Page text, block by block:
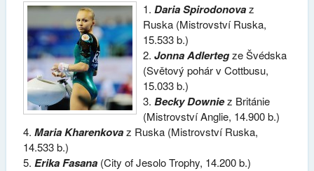
1.Daria Spirodonovaz
Ruska (Mistrovství Ruska,
15.533 b.)
2.Jonna Adlertegze Švédska
(Světový pohár v Cottbusu,
15.033 b.)
3. Becky Downiez Británie
(Mistrovství Anglie, 14.900 b.)
4. Maria Kharenkovaz Ruska (Mistrovství Ruska,
14.533 b.)
5. Erika Fasana(City of Jesolo Trophy, 14.200 b.)